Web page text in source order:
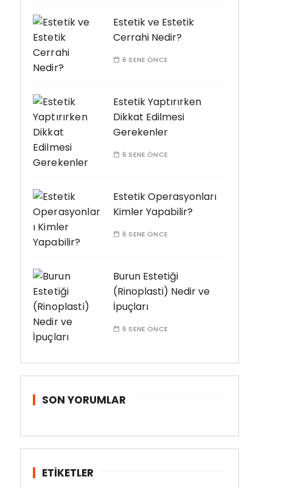
Estetik ve Estetik
Cerrahi Nedir?
6 SENE ÖNCE
Estetik Yaptırırken
Dikkat Edilmesi
Gerekenler
6 SENE ÖNCE
Estetik Operasyonları
Kimler Yapabilir?
6 SENE ÖNCE
Burun Estetiği
(Rinoplasti) Nedir ve
İpuçları
6 SENE ÖNCE
SON YORUMLAR
ETIKETLER